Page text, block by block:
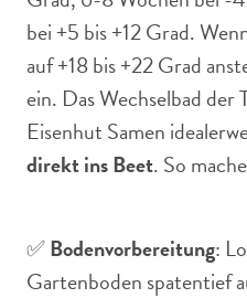
bei +5 bis +12 Grad.
auf +18 bis +22 Grad
ein. Das Wechselbad
Eisenhut Samen
direkt ins Beet. So
✅Bodenvorbereitung:
Gartenboden spatentief